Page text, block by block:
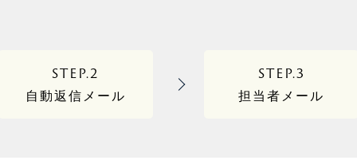
STEP.2
自動返信メール
STEP.3
担当者メール